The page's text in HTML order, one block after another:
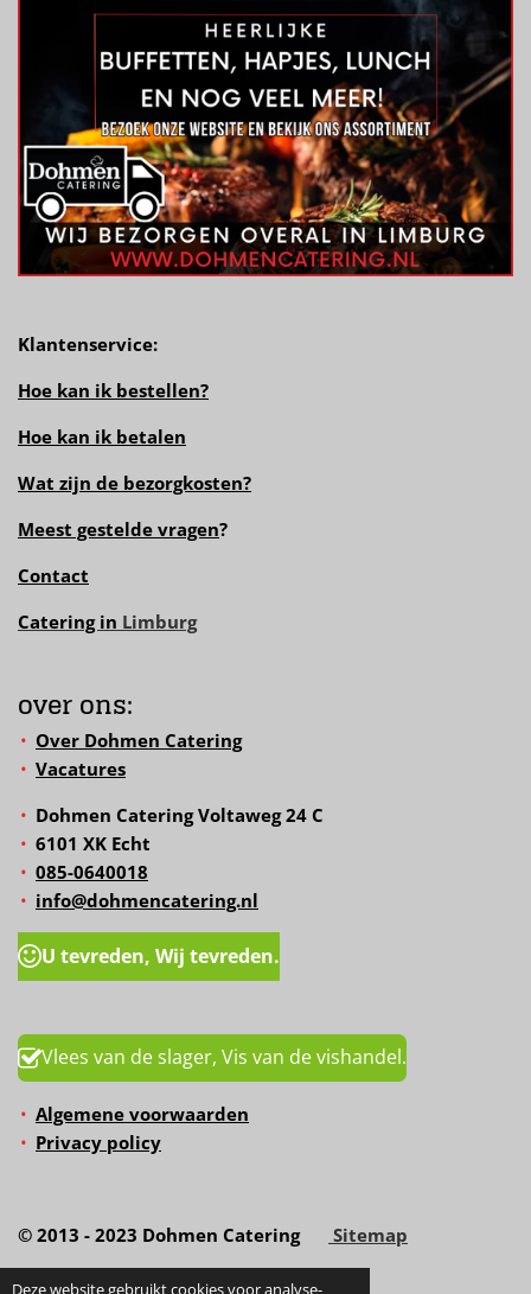
Deze website gebruikt cookies voor analyse-
Klantenservice:
Hoe kan ik bestellen?
Hoe kan ik betalen
Wat zijn de bezorgkosten?
Meest gestelde vragen?
Contact
Catering in Limburg
over ons:
Over Dohmen Catering
Vacatures
Dohmen Catering Voltaweg 24 C
6101 XK Echt
085-0640018
info@dohmencatering.nl
U tevreden, Wij tevreden.
Vlees van de slager, Vis van de vishandel.
Algemene voorwaarden
Privacy policy
© 2013 - 2023 Dohmen Catering Sitemap